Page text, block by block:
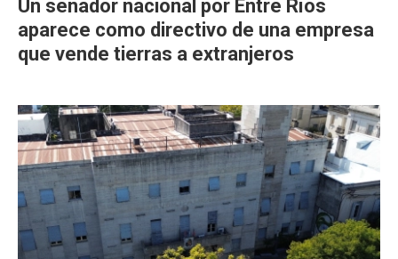
Un senador nacional por Entre Ríos
aparece como directivo de una empresa
que vende tierras a extranjeros